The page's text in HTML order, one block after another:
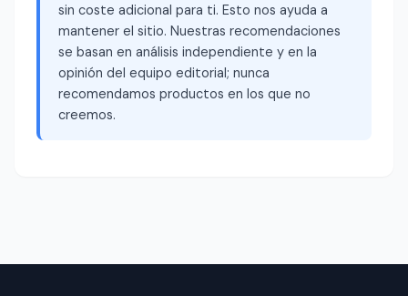
sin coste adicional para ti. Esto nos ayuda a
mantener el sitio. Nuestras recomendaciones
se basan en análisis independiente y en la
opinión del equipo editorial; nunca
recomendamos productos en los que no
creemos.